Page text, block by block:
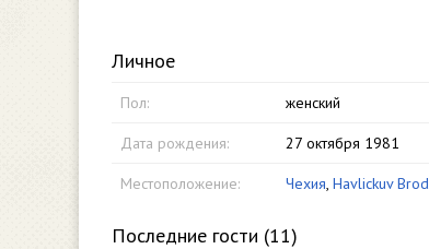
Личное
Пол: женский
Дата рождения: 27 октября 1981
Местоположение: Чехия Havlickuv Brod
Последние гости (11)